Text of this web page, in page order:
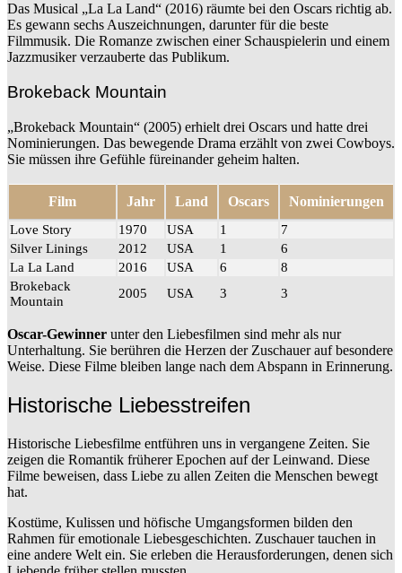
Das Musical „La La Land“ (2016) räumte bei den Oscars richtig ab.
Es gewann sechs Auszeichnungen, darunter für die beste
Filmmusik. Die Romanze zwischen einer Schauspielerin und einem
Jazzmusiker verzauberte das Publikum.
Brokeback Mountain
„Brokeback Mountain“ (2005) erhielt drei Oscars und hatte drei
Nominierungen. Das bewegende Drama erzählt von zwei Cowboys.
Sie müssen ihre Gefühle füreinander geheim halten.
Film Jahr Land Oscars Nominierungen
Love Story 1970 USA 1
7
Silver Linings
2012 USA 1
6
La La Land
2016 USA 6
8
Brokeback
Mountain
2005 USA 3 3
Oscar-Gewinner unter den Liebesfilmen sind mehr als nur
Unterhaltung. Sie berühren die Herzen der Zuschauer auf besondere
Weise. Diese Filme bleiben lange nach dem Abspann in Erinnerung.
Historische Liebesstreifen
Historische Liebesfilme entführen uns in vergangene Zeiten. Sie
zeigen die Romantik früherer Epochen auf der Leinwand. Diese
Filme beweisen, dass Liebe zu allen Zeiten die Menschen bewegt
hat.
Kostüme, Kulissen und höfische Umgangsformen bilden den
Rahmen für emotionale Liebesgeschichten. Zuschauer tauchen in
eine andere Welt ein. Sie erleben die Herausforderungen, denen sich